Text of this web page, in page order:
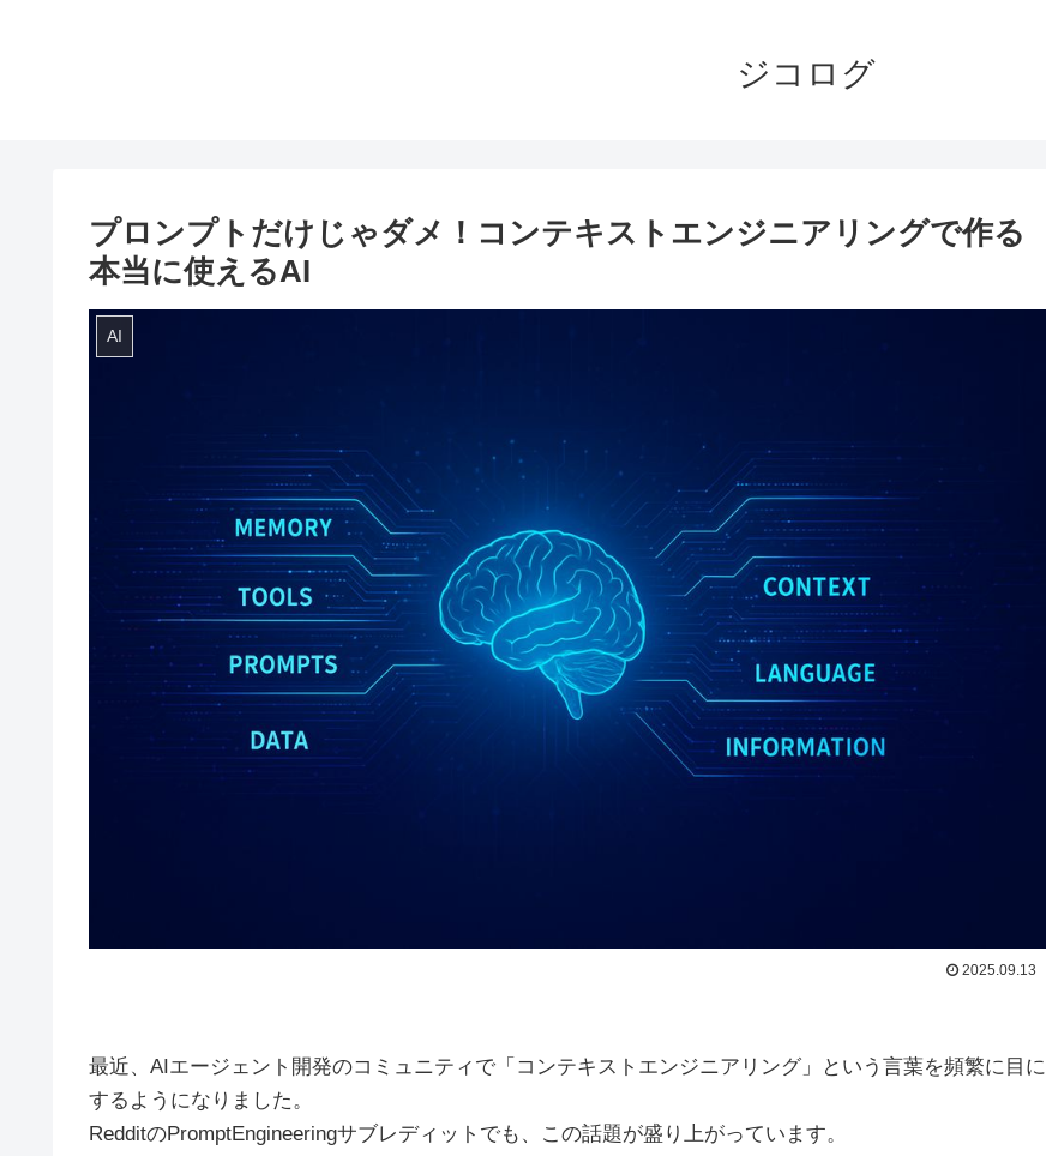
ジコログ
プロンプトだけじゃダメ！コンテキストエンジニアリングで作る
本当に使えるAI
AI
2025.09.13
最近、AIエージェント開発のコミュニティで「コンテキストエンジニアリング」という言葉を頻繁に目に
するようになりました。
RedditのPromptEngineeringサブレディットでも、この話題が盛り上がっています。